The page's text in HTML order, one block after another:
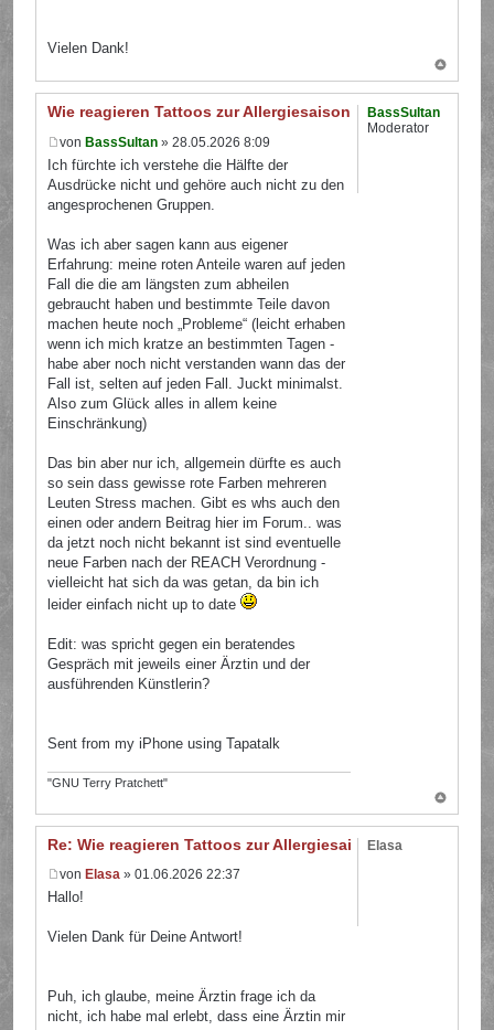
Vielen Dank!
Wie reagieren Tattoos zur Allergiesaison?
vonBassSultan » 28.05.2026 8:09
Ich fürchte ich verstehe die Hälfte der
Ausdrücke nicht und gehöre auch nicht zu den
angesprochenen Gruppen.
Was ich aber sagen kann aus eigener
Erfahrung: meine roten Anteile waren auf jeden
Fall die die am längsten zum abheilen
gebraucht haben und bestimmte Teile davon
machen heute noch „Probleme“ (leicht erhaben
wenn ich mich kratze an bestimmten Tagen -
habe aber noch nicht verstanden wann das der
Fall ist, selten auf jeden Fall. Juckt minimalst.
Also zum Glück alles in allem keine
Einschränkung)
Das bin aber nur ich, allgemein dürfte es auch
so sein dass gewisse rote Farben mehreren
Leuten Stress machen. Gibt es whs auch den
einen oder andern Beitrag hier im Forum.. was
da jetzt noch nicht bekannt ist sind eventuelle
neue Farben nach der REACH Verordnung -
vielleicht hat sich da was getan, da bin ich
leider einfach nicht up to date
Edit: was spricht gegen ein beratendes
Gespräch mit jeweils einer Ärztin und der
ausführenden Künstlerin?
Sent from my iPhone using Tapatalk
"GNU Terry Pratchett"
BassSultan
Moderator
Re: Wie reagieren Tattoos zur Allergiesaison?
von Elasa » 01.06.2026 22:37
Hallo!
Vielen Dank für Deine Antwort!
Puh, ich glaube, meine Ärztin frage ich da
nicht, ich habe mal erlebt, dass eine Ärztin mir
Elasa